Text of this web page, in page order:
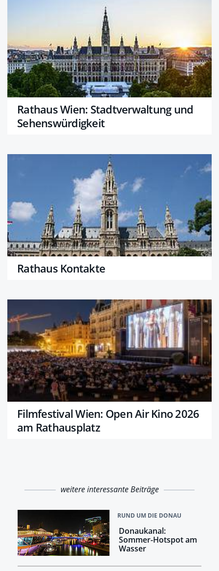
Rathaus Wien: Stadtverwaltung und
Sehenswürdigkeit
Rathaus Kontakte
Filmfestival Wien: Open Air Kino 2026
am Rathausplatz
weitere interessante Beiträge
RUND UM DIE DONAU
Donaukanal:
Sommer-Hotspot am
Wasser